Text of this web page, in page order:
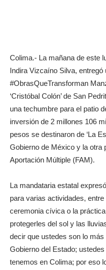
Colima.- La mañana de este
Indira Vizcaíno Silva, entregó
#ObrasQueTransforman
‘Cristóbal Colón’ de San
una techumbre para el patio
inversión de 2 millones 106
pesos se destinaron de ‘La
Gobierno de México y la otra
Aportación Múltiple (FAM).
La mandataria estatal
para varias actividades,
ceremonia cívica o la
protegerles del sol y las
decir que ustedes son lo
Gobierno del Estado;
tenemos en Colima; por eso